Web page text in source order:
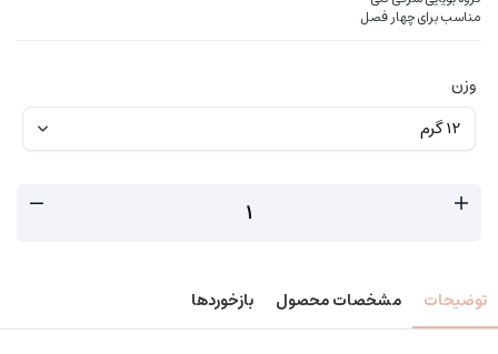
مناسب برای چهار فصل
وزن
توضیحات مشخصات محصول بازخوردها